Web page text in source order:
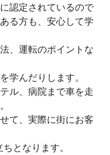
認定されているので
る方も、安心して学
、運転のポイントな
学んだりします。
ル、病院まで車を走
て、実際に街にお客
となります。